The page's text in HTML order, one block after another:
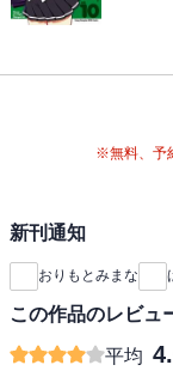
※無料、予
新刊通知
おりもとみまな
この作品のレビュ
平均